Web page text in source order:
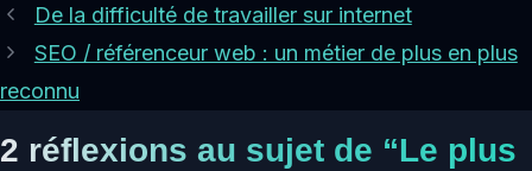
De la difficulté de travailler sur internet
SEO / référenceur web : un métier de plus en plus
reconnu
2 réflexions au sujet de “Le plus